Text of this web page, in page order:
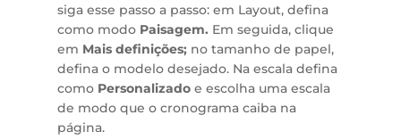
siga esse passo a passo: em Layout, defina
como modo Paisagem. Em seguida, clique
em Mais definições; no tamanho de papel,
defina o modelo desejado. Na escala defina
como Personalizado e escolha uma escala
de modo que o cronograma caiba na
página.